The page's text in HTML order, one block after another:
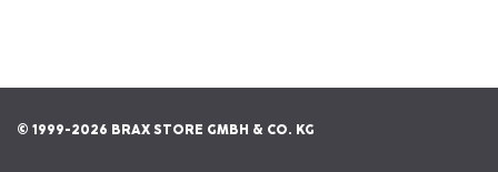
© 1999-2026 BRAX STORE GMBH & CO. KG